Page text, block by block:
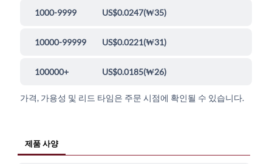
1000-9999 US$0.0247(₩35)
10000-99999 US$0.0221(₩31)
100000+ US$0.0185(₩26)
가격, 가용성 및 리드 타임은 주문 시점에 확인될 수 있습니다.
제품 사양